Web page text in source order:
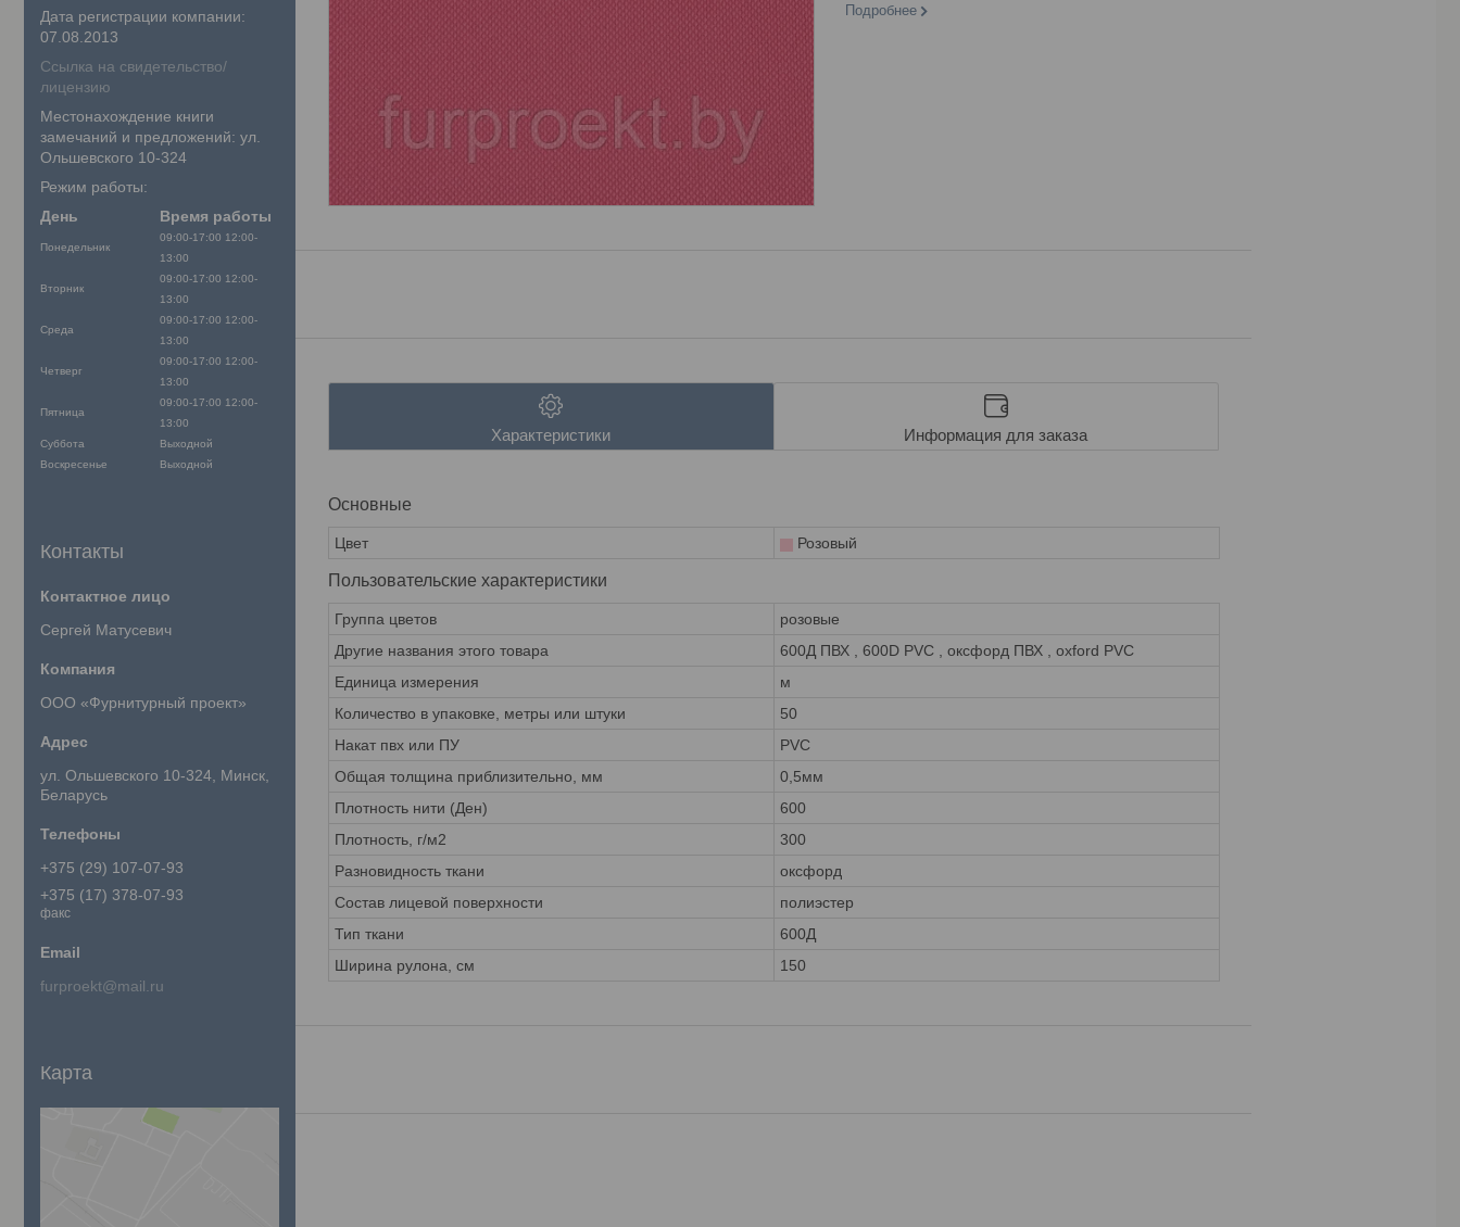
Подробнее
Характеристики Информация для заказа
Основные
Цвет Розовый
Пользовательские характеристики
Группа цветов
розовые
Другие названия этого товара
600Д ПВХ , 600D PVC , оксфорд ПВХ , oxford PVC
Единица измерения
м
Количество в упаковке, метры или штуки
50
Накат пвх или ПУ
PVC
Общая толщина приблизительно, мм
0,5мм
Плотность нити (Ден)
600
Плотность, г/м2
300
Разновидность ткани
оксфорд
Состав лицевой поверхности
полиэстер
Тип ткани
600Д
Ширина рулона, см
150
Дата регистрации компании:
07.08.2013
Ссылка на свидетельство/
лицензию
Местонахождение книги
замечаний и предложений: ул.
Ольшевского 10-324
Режим работы:
День
Время работы
Понедельник
09:00-17:00 12:00-
13:00
Вторник
09:00-17:00 12:00-
13:00
Среда
09:00-17:00 12:00-
13:00
Четверг
09:00-17:00 12:00-
13:00
Пятница
09:00-17:00 12:00-
13:00
Суббота
Выходной
Воскресенье
Выходной
Контакты
Сергей Матусевич
ООО «Фурнитурный проект»
ул. Ольшевского 10-324, Минск,
Беларусь
+375 (29) 107-07-93
+375 (17) 378-07-93
факс
furproekt@mail.ru
Карта